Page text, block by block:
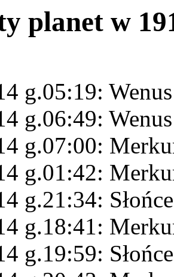
planet w
g.05:19:
g.06:49:
g.07:00:
g.01:42:
g.21:34:
g.18:41:
g.19:59: